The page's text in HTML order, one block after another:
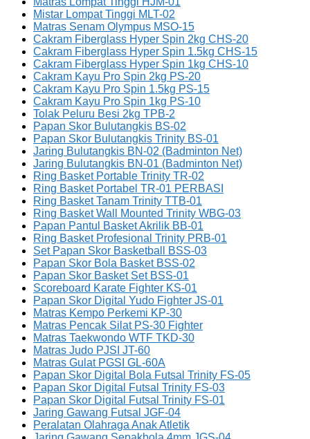
Mistar Lompat Tinggi MLT-02
Matras Senam Olympus MSO-15
Cakram Fiberglass Hyper Spin 2kg CHS-20
Cakram Fiberglass Hyper Spin 1.5kg CHS-15
Cakram Fiberglass Hyper Spin 1kg CHS-10
Cakram Kayu Pro Spin 2kg PS-20
Cakram Kayu Pro Spin 1.5kg PS-15
Cakram Kayu Pro Spin 1kg PS-10
Tolak Peluru Besi 2kg TPB-2
Papan Skor Bulutangkis BS-02
Papan Skor Bulutangkis Trinity BS-01
Jaring Bulutangkis BN-02 (Badminton Net)
Jaring Bulutangkis BN-01 (Badminton Net)
Ring Basket Portable Trinity TR-02
Ring Basket Portabel TR-01 PERBASI
Ring Basket Tanam Trinity TTB-01
Ring Basket Wall Mounted Trinity WBG-03
Papan Pantul Basket Akrilik BB-01
Ring Basket Profesional Trinity PRB-01
Set Papan Skor Basketball BSS-03
Papan Skor Bola Basket BSS-02
Papan Skor Basket Set BSS-01
Scoreboard Karate Fighter KS-01
Papan Skor Digital Yudo Fighter JS-01
Matras Kempo Perkemi KP-30
Matras Pencak Silat PS-30 Fighter
Matras Taekwondo WTF TKD-30
Matras Judo PJSI JT-60
Matras Gulat PGSI GL-60A
Papan Skor Digital Bola Futsal Trinity FS-05
Papan Skor Digital Futsal Trinity FS-03
Papan Skor Digital Futsal Trinity FS-01
Jaring Gawang Futsal JGF-04
Peralatan Olahraga Anak Atletik